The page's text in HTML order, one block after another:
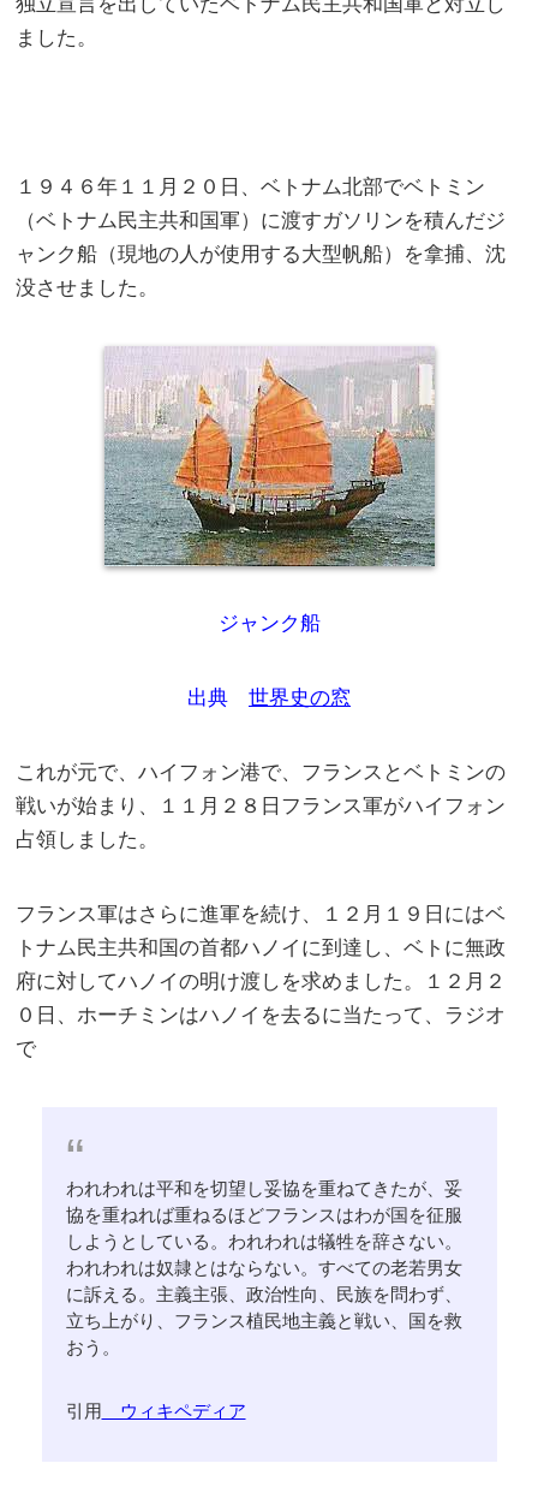
ました。
１９４６年１１月２０日、ベトナム北部でベトミン
（ベトナム民主共和国軍）に渡すガソリンを積んだジ
ャンク船（現地の人が使用する大型帆船）を拿捕、沈
没させました。
ジャンク船
出典 世界史の窓
これが元で、ハイフォン港で、フランスとベトミンの
戦いが始まり、１１月２８日フランス軍がハイフォン
占領しました。
フランス軍はさらに進軍を続け、１２月１９日にはベ
トナム民主共和国の首都ハノイに到達し、ベトに無政
府に対してハノイの明け渡しを求めました。１２月２
０日、ホーチミンはハノイを去るに当たって、ラジオ
で
われわれは平和を切望し妥協を重ねてきたが、妥
協を重ねれば重ねるほどフランスはわが国を征服
しようとしている。われわれは犠牲を辞さない。
われわれは奴隷とはならない。すべての老若男女
に訴える。主義主張、政治性向、民族を問わず、
立ち上がり、フランス植民地主義と戦い、国を救
おう。
引用 ウィキペディア